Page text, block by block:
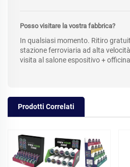
Posso visitare la vostra fabbrica?
In qualsiasi momento. Ritiro
stazione ferroviaria ad alta
visita al salone espositivo +
Prodotti Correlati